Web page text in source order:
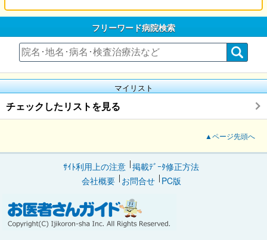
フリーワード病院検索
マイリスト
チェックしたリストを見る
▲ページ先頭へ
ｻｲﾄ利用上の注意 掲載ﾃﾞｰﾀ修正方法
会社概要
お問合せ PC版